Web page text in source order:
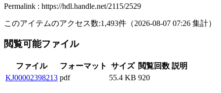
Permalink : https://hdl.handle.net/2115/2529
このアイテムのアクセス数:1,493件 （2026-08-07 07:26 集計）
閲覧可能ファイル
ファイル フォーマット サイズ 閲覧回数 説明
KJ00002398213 pdf 55.4 KB 920